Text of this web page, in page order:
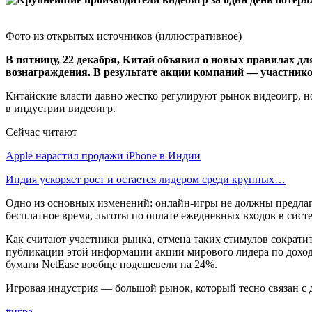
Фото из открытых источников (иллюстративное)
В пятницу, 22 декабря, Китай объявил о новых правилах
вознаграждения. В результате акции компаний —
Китайские власти давно жестко регулируют рынок
в индустрии видеоигр.
Сейчас читают
Apple нарастил продажи iPhone в Индии
Индия ускоряет рост и остается лидером среди крупных…
Одно из основных изменений: онлайн-игры не должны
бесплатное время, льготы по оплате ежедневных входов в
Как считают участники рынка, отмена таких стимулов
публикации этой информации акции мирового лидера по
бумаги NetEase вообще подешевели на 24%.
Игровая индустрия — большой рынок, который тесно связан с